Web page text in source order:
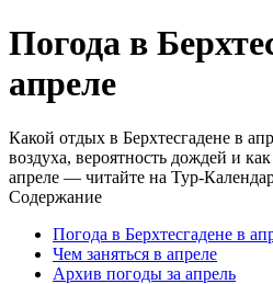
Погода в
апреле
Какой отдых в Берхтесгадене в
воздуха, вероятность дождей и
апреле — читайте на Тур-
Содержание
Погода в Берхтесгадене в
Чем заняться в апреле
Архив погоды за апрель